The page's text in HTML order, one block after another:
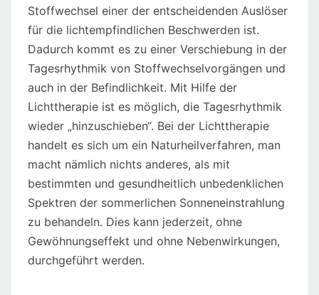
Stoffwechsel einer der entscheidenden Auslöser
für die lichtempfindlichen Beschwerden ist.
Dadurch kommt es zu einer Verschiebung in der
Tagesrhythmik von Stoffwechselvorgängen und
auch in der Befindlichkeit. Mit Hilfe der
Lichttherapie ist es möglich, die Tagesrhythmik
wieder „hinzuschieben“. Bei der Lichttherapie
handelt es sich um ein Naturheilverfahren, man
macht nämlich nichts anderes, als mit
bestimmten und gesundheitlich unbedenklichen
Spektren der sommerlichen Sonneneinstrahlung
zu behandeln. Dies kann jederzeit, ohne
Gewöhnungseffekt und ohne Nebenwirkungen,
durchgeführt werden.